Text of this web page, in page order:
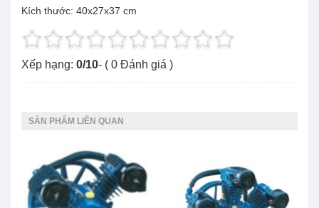
Kích thước: 40x27x37 cm
Xếp hạng: 0/10- ( 0 Đánh giá )
SẢN PHẨM LIÊN QUAN